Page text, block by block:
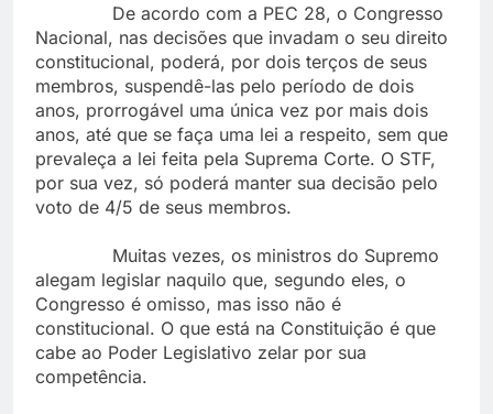
De acordo com a PEC 28, o Congresso
Nacional, nas decisões que invadam o seu direito
constitucional, poderá, por dois terços de seus
membros, suspendê-las pelo período de dois
anos, prorrogável uma única vez por mais dois
anos, até que se faça uma lei a respeito, sem que
prevaleça a lei feita pela Suprema Corte. O STF,
por sua vez, só poderá manter sua decisão pelo
voto de 4/5 de seus membros.
Muitas vezes, os ministros do Supremo
alegam legislar naquilo que, segundo eles, o
Congresso é omisso, mas isso não é
constitucional. O que está na Constituição é que
cabe ao Poder Legislativo zelar por sua
competência.